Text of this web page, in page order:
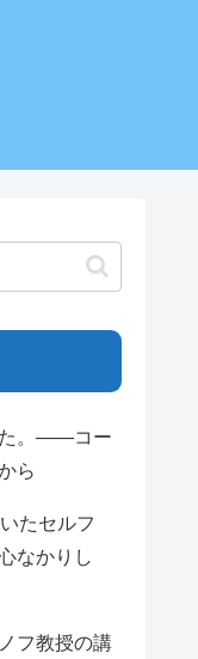
た。——コー
ら
たセルフ
なかりし
フ教授の講